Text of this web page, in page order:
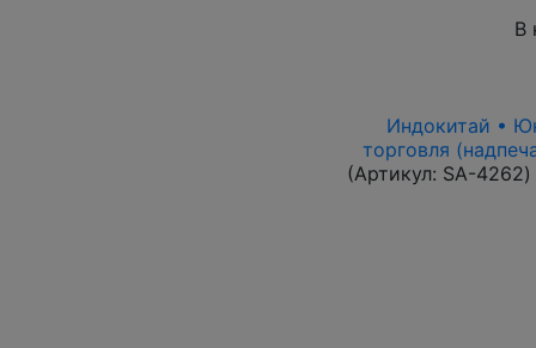
В
Индокитай •
торговля
(Артикул: SA-4262)